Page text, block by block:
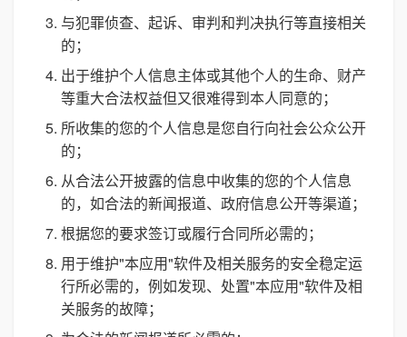
与犯罪侦查、起诉、审判和判决执行等直接相关
的；
出于维护个人信息主体或其他个人的生命、财产
等重大合法权益但又很难得到本人同意的；
所收集的您的个人信息是您自行向社会公众公开
的；
从合法公开披露的信息中收集的您的个人信息
的，如合法的新闻报道、政府信息公开等渠道；
根据您的要求签订或履行合同所必需的；
用于维护"本应用"软件及相关服务的安全稳定运
行所必需的，例如发现、处置"本应用"软件及相
关服务的故障；